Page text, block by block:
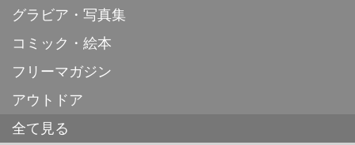
グラビア・写真集
コミック・絵本
フリーマガジン
アウトドア
全て見る